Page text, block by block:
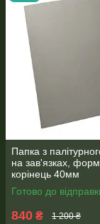
Папка з
на зав'язках,
корінець 40мм
Готово до
840 ₴ 1 200 ₴